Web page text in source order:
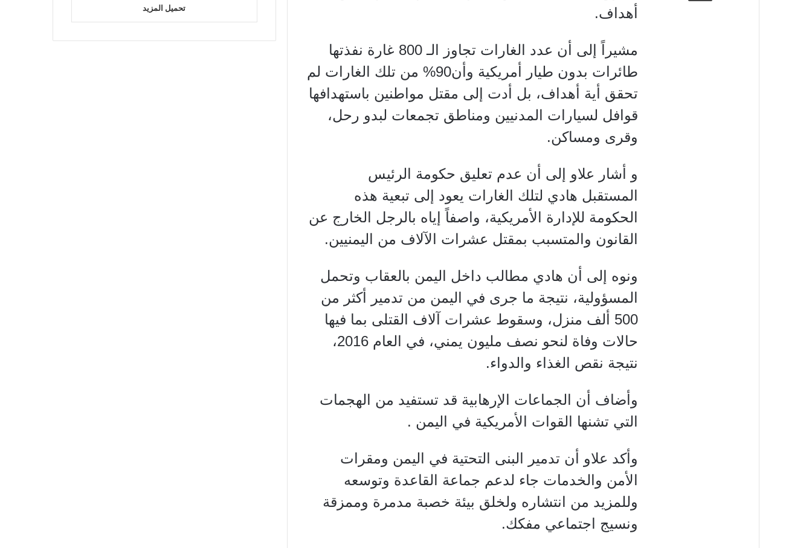
أهداف.
مشيراً إلى أن عدد الغارات تجاوز الـ 800 غارة نفذتها
طائرات بدون طيار أمريكية وأن90%
من تلك الغارات لم
تحقق أية أهداف، بل أدت إلى مقتل مواطنين باستهدافها
قوافل لسيارات المدنيين ومناطق تجمعات لبدو رحل،
وقرى ومساكن.
و أشار علاو إلى أن عدم تعليق حكومة الرئيس
المستقبل هادي لتلك الغارات يعود إلى تبعية هذه
الحكومة للإدارة الأمريكية، واصفاً إياه بالرجل الخارج عن
القانون والمتسبب بمقتل عشرات الآلاف من اليمنيين.
ونوه إلى أن هادي مطالب داخل اليمن بالعقاب وتحمل
المسؤولية، نتيجة ما جرى في اليمن من تدمير أكثر من
500 ألف منزل، وسقوط عشرات آلاف القتلى بما فيها
حالات وفاة لنحو نصف مليون يمني، في العام 2016،
نتيجة نقص الغذاء والدواء.
وأضاف أن الجماعات الإرهابية قد تستفيد من الهجمات
التي تشنها القوات الأمريكية في اليمن .
وأكد علاو أن تدمير البنى التحتية في اليمن ومقرات
الأمن والخدمات جاء لدعم جماعة القاعدة وتوسعه
وللمزيد من انتشاره ولخلق بيئة خصبة مدمرة وممزقة
ونسيج اجتماعي مفكك.
القوات المسلحة تستهدف هدفاً حساساً
بمطار نجران
الكشف عن سبب أزمة لقاحات الأطفال
تحميل المزيد